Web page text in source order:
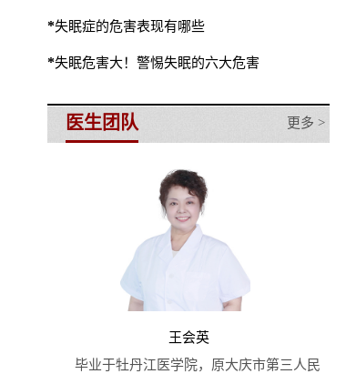
*失眠症的危害表现有哪些
*失眠危害大！警惕失眠的六大危害
医生团队 更多 >
王会英
毕业于牡丹江医学院，原大庆市第三人民